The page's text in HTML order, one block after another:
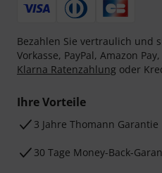
Bezahlen Sie vertraulich und
Vorkasse, PayPal, Amazon Pay,
Klarna Ratenzahlung oder
Ihre Vorteile
3 Jahre Thomann Garantie
30 Tage Money-Back-